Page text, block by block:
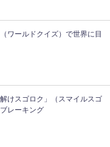
ワールドクイズ）で世界に目
けスゴロク」（スマイルスゴ
レーキング